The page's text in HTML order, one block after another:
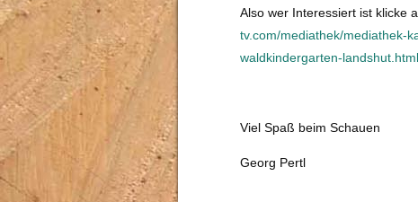
Also wer Interessiert ist klicke
tv.com/mediathek/mediathek-
waldkindergarten-landshut.html
Viel Spaß beim Schauen
Georg Pertl